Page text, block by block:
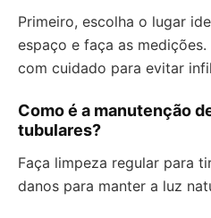
Primeiro, escolha o lugar
espaço e faça as
com cuidado para evitar
Como é a manutenção
tubulares?
Faça limpeza regular para
danos para manter a luz